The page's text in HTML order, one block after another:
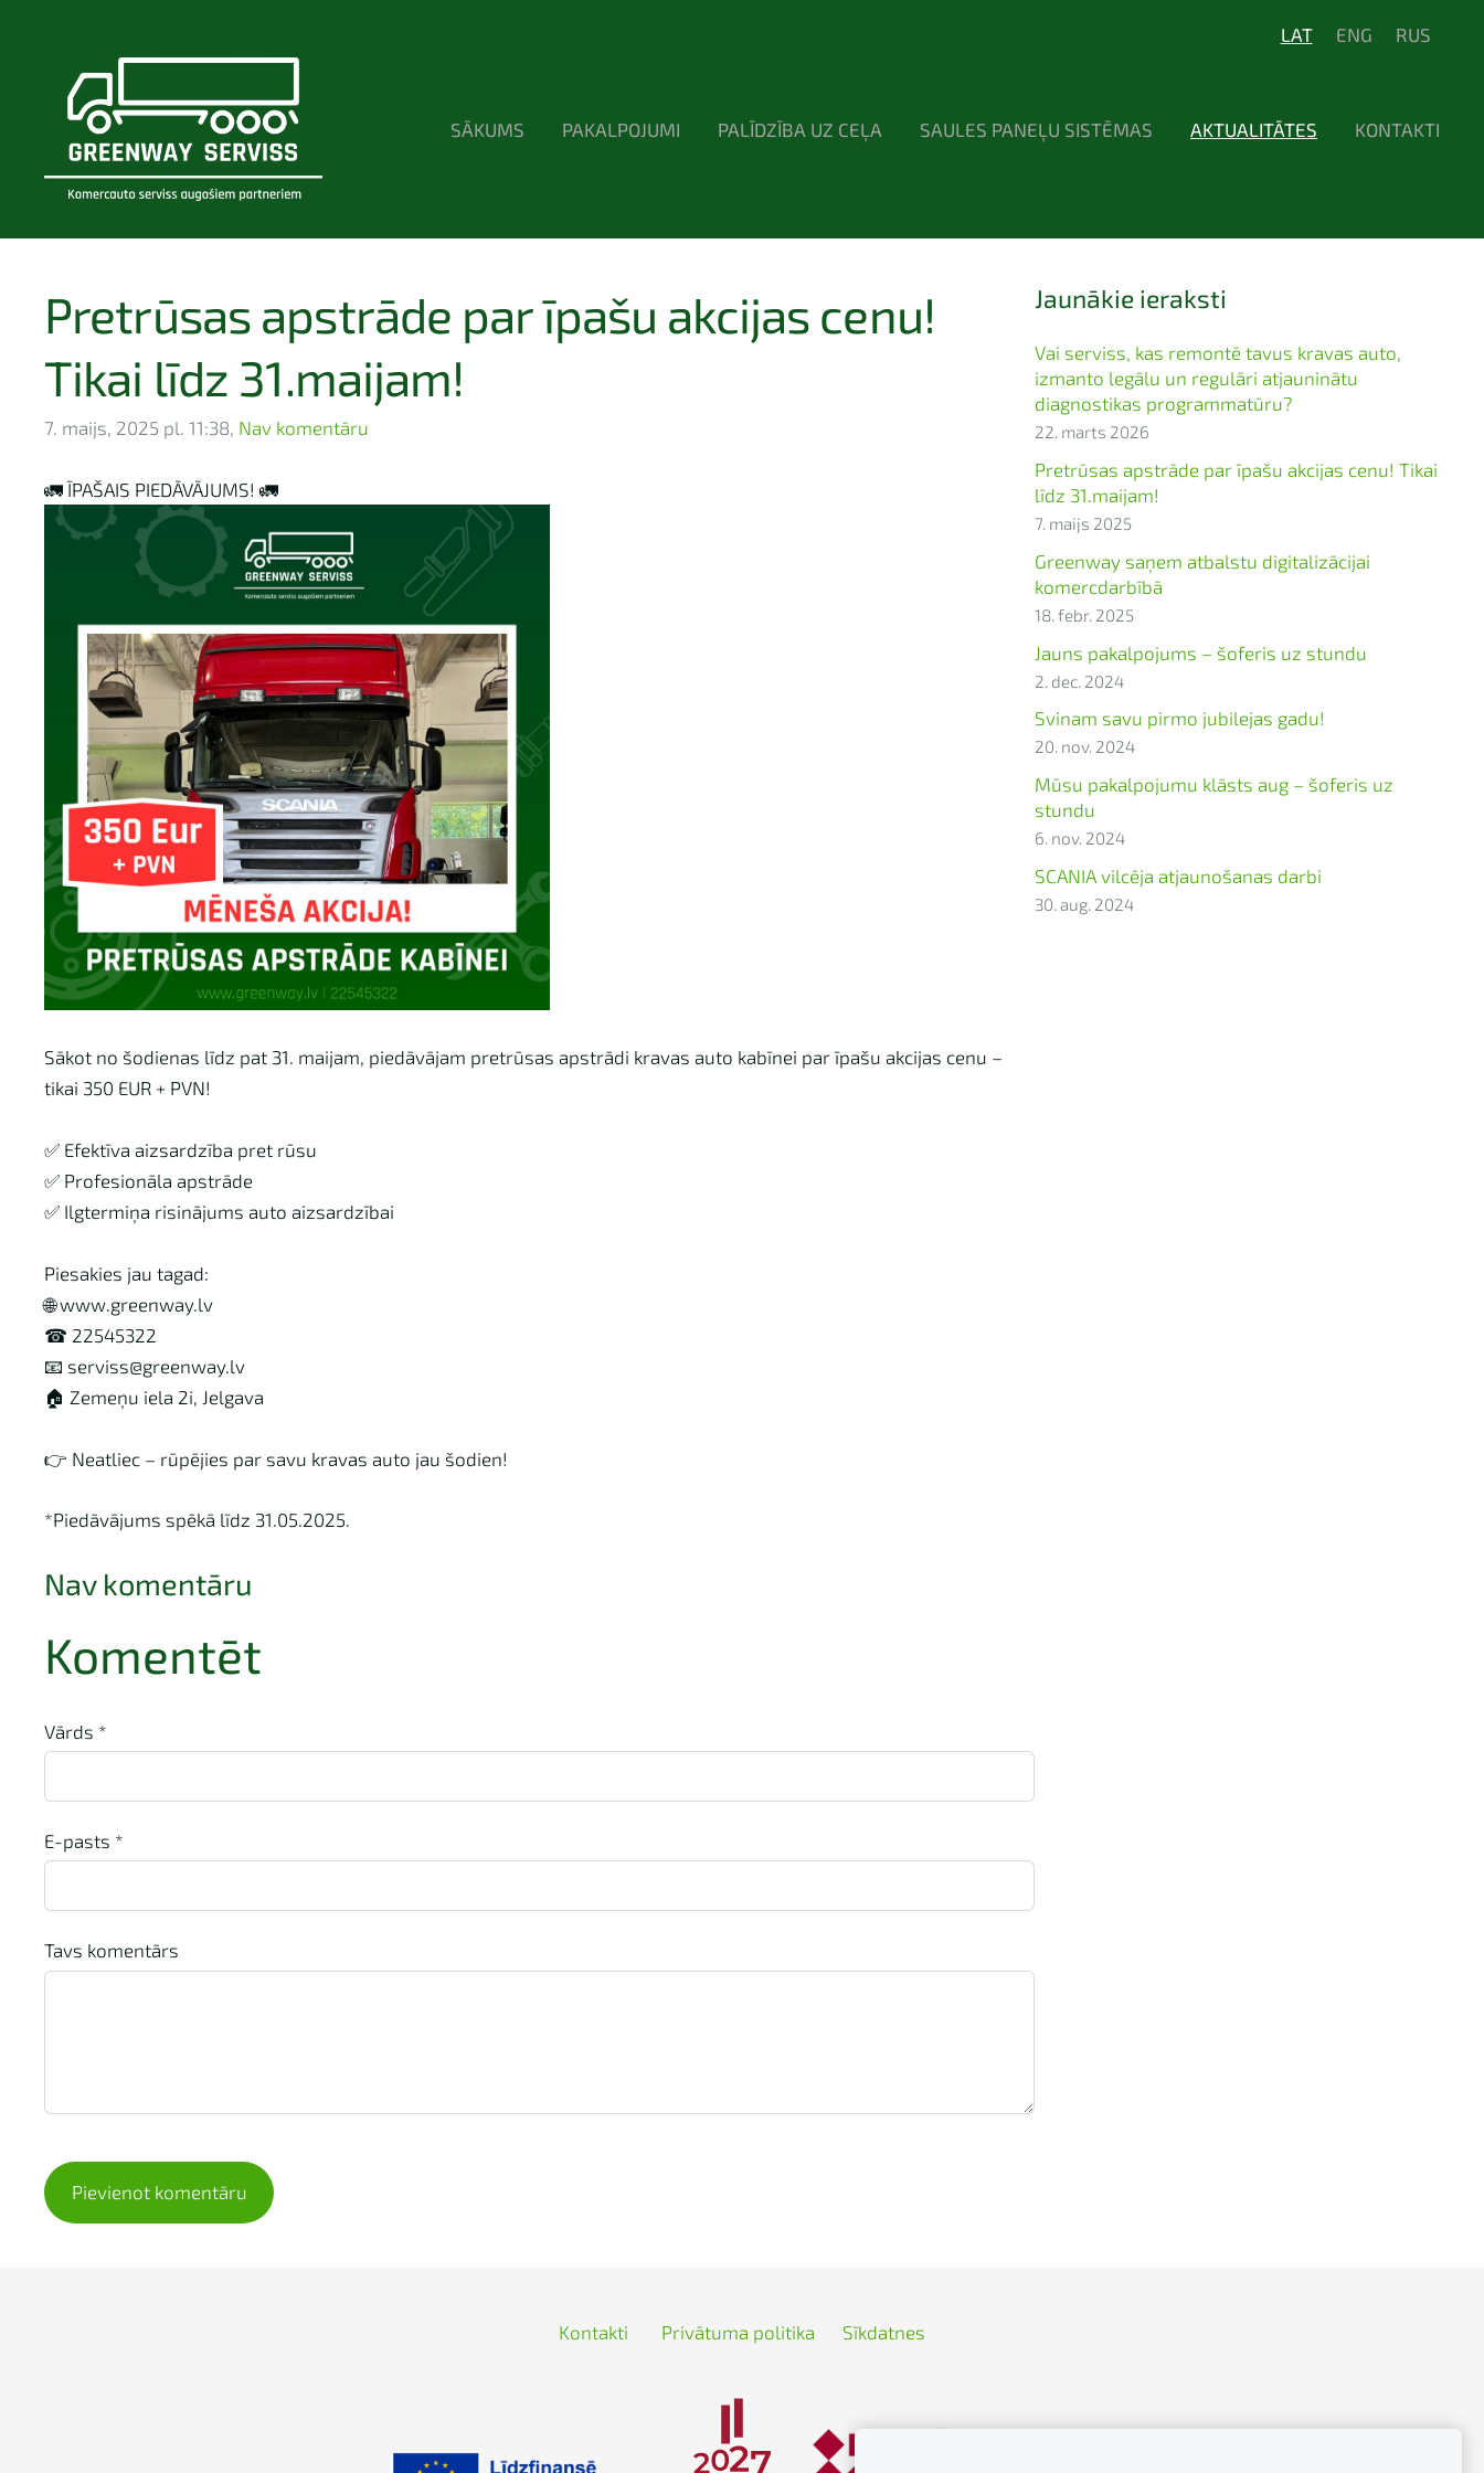
SĀKUMS PAKALPOJUMI PALĪDZĪBA UZ CEĻA SAULES PANEĻU SISTĒMAS AKTUALITĀTES KONTAKTI
LAT ENG RUS
Jaunākie ieraksti
Vai serviss, kas remontē tavus kravas auto,
izmanto legālu un regulāri atjauninātu
diagnostikas programmatūru?
22. marts 2026
Pretrūsas apstrāde par īpašu akcijas cenu! Tikai
līdz 31.maijam!
7. maijs 2025
Greenway saņem atbalstu digitalizācijai
komercdarbībā
18. febr. 2025
Jauns pakalpojums – šoferis uz stundu
2. dec. 2024
Svinam savu pirmo jubilejas gadu!
20. nov. 2024
Mūsu pakalpojumu klāsts aug – šoferis uz
stundu
6. nov. 2024
SCANIA vilcēja atjaunošanas darbi
30. aug. 2024
Pretrūsas apstrāde par īpašu akcijas cenu!
Tikai līdz 31.maijam!
7. maijs, 2025 pl. 11:38, Nav komentāru
🚛 ĪPAŠAIS PIEDĀVĀJUMS! 🚛
Sākot no šodienas līdz pat 31. maijam, piedāvājam pret­rūsas apstrādi kravas auto kabīnei par īpašu akcijas cenu –
tikai 350 EUR + PVN!
✅ Efektīva aizsardzība pret rūsu
✅ Profesionāla apstrāde
✅ Ilgtermiņa risinājums auto aizsardzībai
Piesakies jau tagad:
🌐 www.greenway.lv
☎ 22545322
📧 serviss@greenway.lv
🏠 Zemeņu iela 2i, Jelgava
👉 Neatliec – rūpējies par savu kravas auto jau šodien!
*Piedāvājums spēkā līdz 31.05.2025.
Nav komentāru
Komentēt
Vārds *
E-pasts *
Tavs komentārs
Kontakti Privātuma politika Sīkdatnes